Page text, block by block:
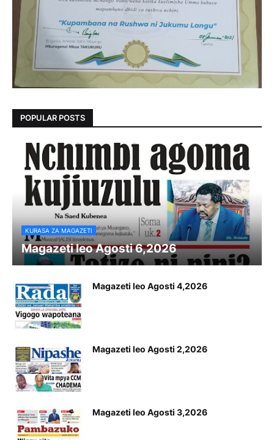
POPULAR POSTS
KURASA ZA MAGAZETI
Magazeti leo Agosti 6,2026
Magazeti leo Agosti 4,2026
Magazeti leo Agosti 2,2026
Magazeti leo Agosti 3,2026